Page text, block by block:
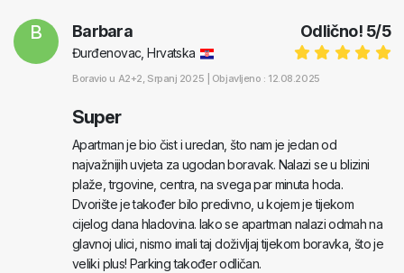
B Odlično! 5/5
Barbara
Đurđenovac, Hrvatska
Boravio u A2+2, Srpanj 2025 | Objavljeno : 12.08.2025
Super
Apartman je bio čist i uredan, što nam je jedan od
najvažnijih uvjeta za ugodan boravak. Nalazi se u blizini
plaže, trgovine, centra, na svega par minuta hoda.
Dvorište je također bilo predivno, u kojem je tijekom
cijelog dana hladovina. Iako se apartman nalazi odmah na
glavnoj ulici, nismo imali taj doživljaj tijekom boravka, što je
veliki plus! Parking također odličan.